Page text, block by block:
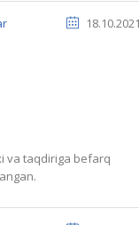
va taqdiriga befarq